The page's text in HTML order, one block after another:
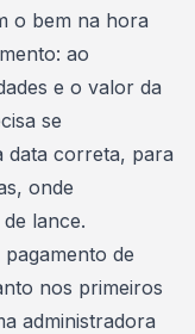
o bem na hora
: ao
e o valor da
se
data correta, para
onde
lance.
pagamento de
nos primeiros
administradora